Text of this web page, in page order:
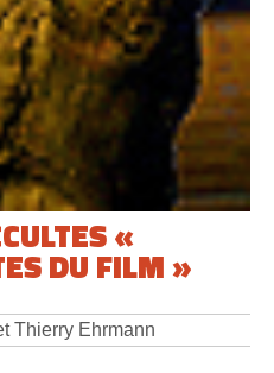
«
DU FILM »
Thierry Ehrmann